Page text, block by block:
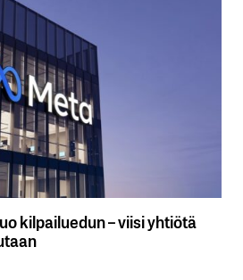
kilpailuedun – viisi yhtiötä